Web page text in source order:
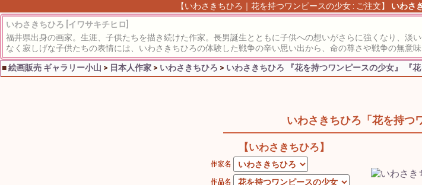
【いわさきちひろ｜花を持つワンピースの少女 : ご注文】 いわさ
いわさきちひろ [イワサキチヒロ]
福井県出身の画家。生涯、子供たちを描き続けた作家。長男誕生とともに子供への想いがさらに強くなり、
なく寂しげな子供たちの表情には、いわさきちひろの体験した戦争の辛い思い出から、命の尊さや戦争の無意
■絵画販売 ギャラリー小山 > 日本人作家 > いわさきちひろ > いわさきちひろ 『花を持つワンピースの少女』 『
いわさきちひろ「花を持つ
【いわさきちひろ】